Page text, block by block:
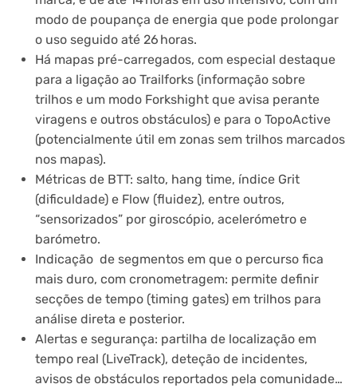
modo de poupança de energia que pode prolongar
o uso seguido até 26 horas.
Há mapas pré-carregados, com especial destaque
para a ligação ao Trailforks (informação sobre
trilhos e um modo Forkshight que avisa perante
viragens e outros obstáculos) e para o TopoActive
(potencialmente útil em zonas sem trilhos marcados
nos mapas).
Métricas de BTT: salto, hang time, índice Grit
(dificuldade) e Flow (fluidez), entre outros,
“sensorizados” por giroscópio, acelerómetro e
barómetro.
Indicação de segmentos em que o percurso fica
mais duro, com cronometragem: permite definir
secções de tempo (timing gates) em trilhos para
análise direta e posterior.
Alertas e segurança: partilha de localização em
tempo real (LiveTrack), deteção de incidentes,
avisos de obstáculos reportados pela comunidade…